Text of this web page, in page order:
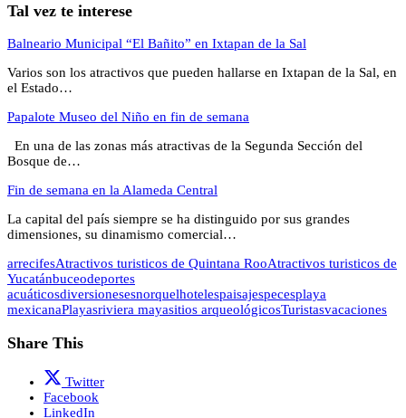
Tal vez te interese
Balneario Municipal “El Bañito” en Ixtapan de la Sal
Varios son los atractivos que pueden hallarse en Ixtapan de la Sal, en
el Estado…
Papalote Museo del Niño en fin de semana
En una de las zonas más atractivas de la Segunda Sección del
Bosque de…
Fin de semana en la Alameda Central
La capital del país siempre se ha distinguido por sus grandes
dimensiones, su dinamismo comercial…
arrecifesAtractivos turisticos de Quintana RooAtractivos turisticos de
Yucatánbuceodeportes
acuáticosdiversionesesnorquelhotelespaisajespecesplaya
mexicanaPlayasriviera mayasitios arqueológicosTuristasvacaciones
Share This
Twitter
Facebook
LinkedIn